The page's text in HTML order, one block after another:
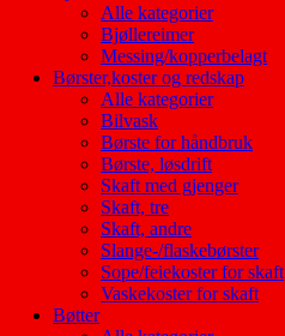
Alle kategorier
Bjøllereimer
Messing/kopperbelagt
Børster,koster og redskap
Alle kategorier
Bilvask
Børste for håndbruk
Børste, løsdrift
Skaft med gjenger
Skaft, tre
Skaft, andre
Slange-/flaskebørster
Sope/feiekoster for skaft
Vaskekoster for skaft
Bøtter